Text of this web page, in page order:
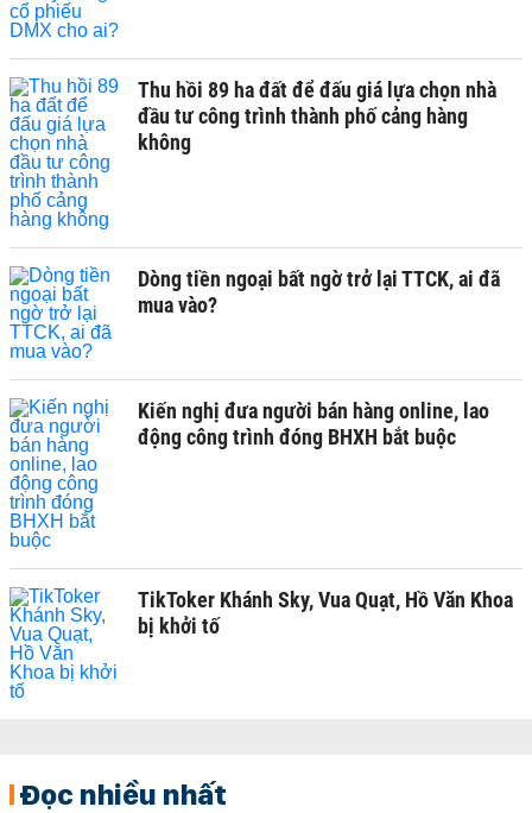
Thu hồi 89 ha đất để đấu giá lựa chọn nhà
đầu tư công trình thành phố cảng hàng
không
Dòng tiền ngoại bất ngờ trở lại TTCK, ai đã
mua vào?
Kiến nghị đưa người bán hàng online, lao
động công trình đóng BHXH bắt buộc
TikToker Khánh Sky, Vua Quạt, Hồ Văn Khoa
bị khởi tố
Đọc nhiều nhất